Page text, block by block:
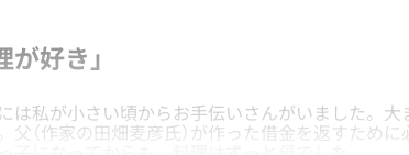
が好き」
は私が小さい頃からお手伝いさんがいました。大
父（作家の田畑麦彦氏）が作った借金を返すため